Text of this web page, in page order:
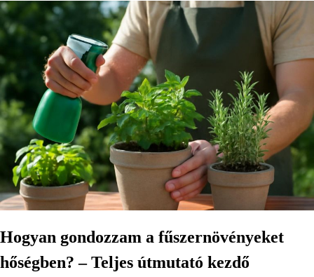
Hogyan gondozzam a fűszernövényeket
hőségben? – Teljes útmutató kezdő